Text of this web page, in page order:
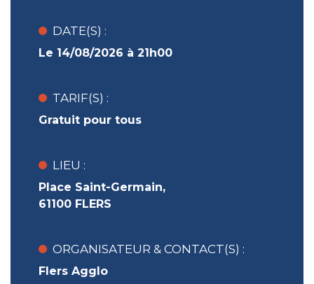
DATE(S) :
Le 14/08/2026 à 21h00
TARIF(S) :
Gratuit pour tous
LIEU :
Place Saint-Germain,
61100 FLERS
ORGANISATEUR & CONTACT(S) :
Flers Agglo